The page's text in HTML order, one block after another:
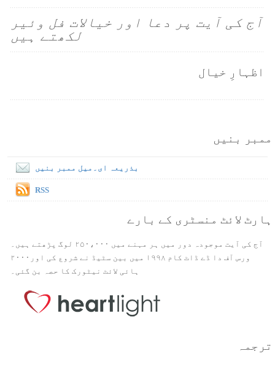
آج کی آیت پر دعا اور خیالات فل وئیر
لکھتے ہیں
اظہارِ خیال
ممبر بنیں
بذریعہ ای۔میل ممبر بنیں
RSS
ہارٹ لائٹ منسٹری کے بارے
آج کی آیت موجودہ دور میں ہر مہنے میں ۲۵۰،۰۰۰ لوگ پڑھتے ہیں۔
ورس آف دا ڈے ڈاٹ کام ۱۹۹۸ میں بین سٹیڈ نے شروع کی اور۲۰۰۰
ہائی لائٹ نیٹورک کا حصہ بن گئی۔
ترجمہ